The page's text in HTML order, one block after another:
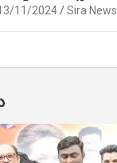
11/2024 Sira News